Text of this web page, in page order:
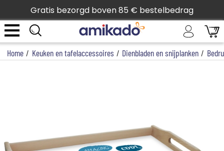
Gratis bezorgd boven 85 € bestelbedrag
Home / Keuken en tafelaccessoires / Dienbladen en snijplanken /